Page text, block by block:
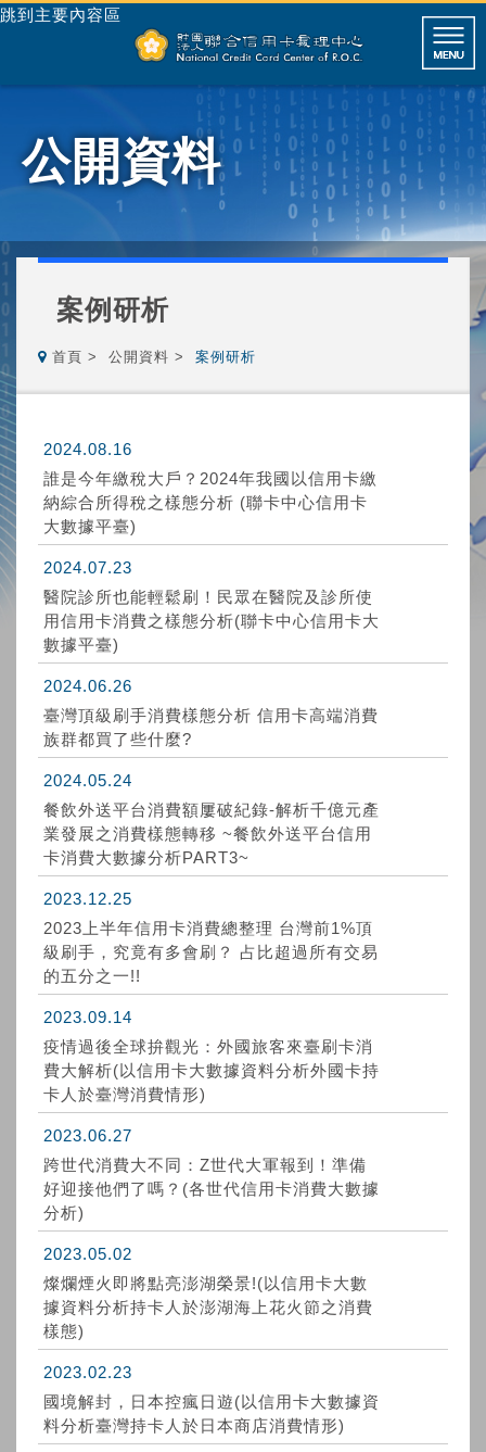
跳到主要內容區
公開資料
案例研析
首頁 公開資料 案例研析
2024.08.16
誰是今年繳稅大戶？2024年我國以信用卡繳
納綜合所得稅之樣態分析 (聯卡中心信用卡
大數據平臺)
2024.07.23
醫院診所也能輕鬆刷！民眾在醫院及診所使
用信用卡消費之樣態分析(聯卡中心信用卡大
數據平臺)
2024.06.26
臺灣頂級刷手消費樣態分析 信用卡高端消費
族群都買了些什麼?
2024.05.24
餐飲外送平台消費額屢破紀錄-解析千億元產
業發展之消費樣態轉移 ~餐飲外送平台信用
卡消費大數據分析PART3~
2023.12.25
2023上半年信用卡消費總整理 台灣前1%頂
級刷手，究竟有多會刷？ 占比超過所有交易
的五分之一!!
2023.09.14
疫情過後全球拚觀光：外國旅客來臺刷卡消
費大解析(以信用卡大數據資料分析外國卡持
卡人於臺灣消費情形)
2023.06.27
跨世代消費大不同：Z世代大軍報到！準備
好迎接他們了嗎？(各世代信用卡消費大數據
分析)
2023.05.02
燦爛煙火即將點亮澎湖榮景!(以信用卡大數
據資料分析持卡人於澎湖海上花火節之消費
樣態)
2023.02.23
國境解封，日本控瘋日遊(以信用卡大數據資
料分析臺灣持卡人於日本商店消費情形)